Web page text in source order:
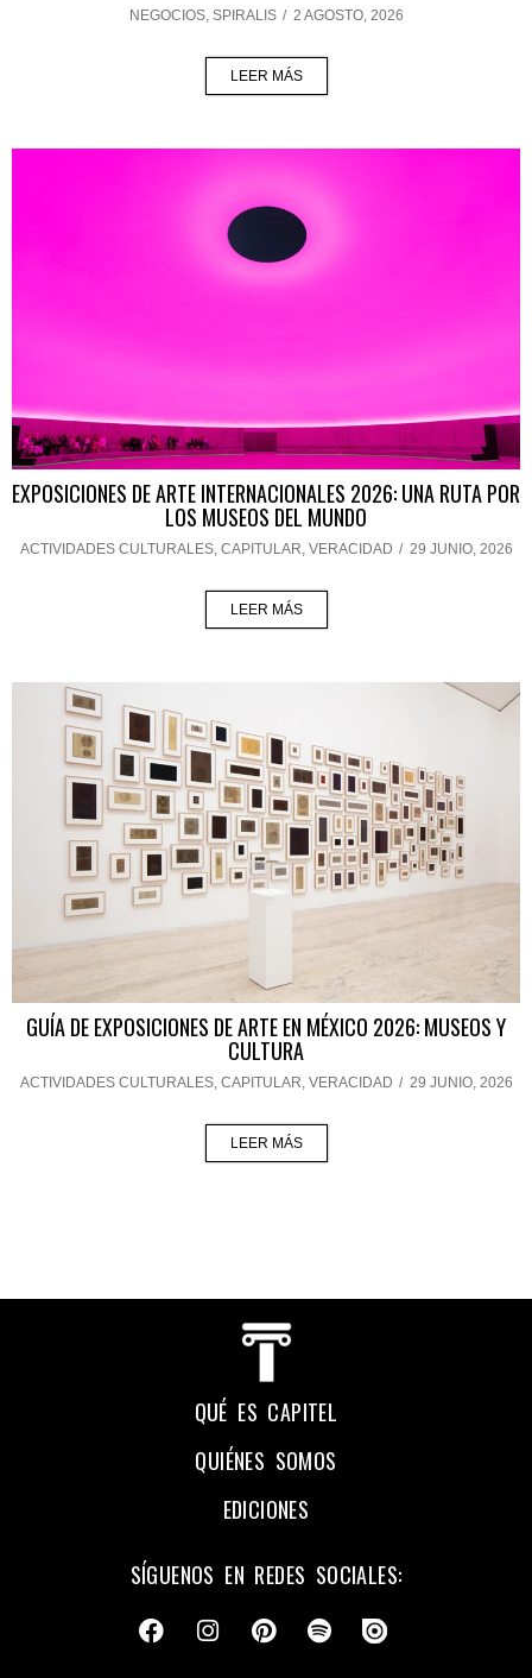
NEGOCIOS, SPIRALIS / 2 AGOSTO, 2026
LEER MÁS
EXPOSICIONES DE ARTE INTERNACIONALES 2026: UNA RUTA POR
LOS MUSEOS DEL MUNDO
ACTIVIDADES CULTURALES, CAPITULAR VERACIDAD / 29 JUNIO, 2026
LEER MÁS
GUÍA DE EXPOSICIONES DE ARTE EN MÉXICO 2026: MUSEOS Y
CULTURA
ACTIVIDADES CULTURALES, CAPITULAR VERACIDAD / 29 JUNIO, 2026
LEER MÁS
QUÉ ES CAPITEL
QUIÉNES SOMOS
EDICIONES
SÍGUENOS EN REDES SOCIALES: